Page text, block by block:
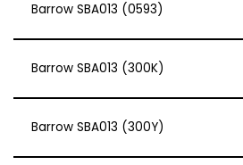
Barrow SBA013 (0593)
Barrow SBA013 (300K)
Barrow SBA013 (300Y)